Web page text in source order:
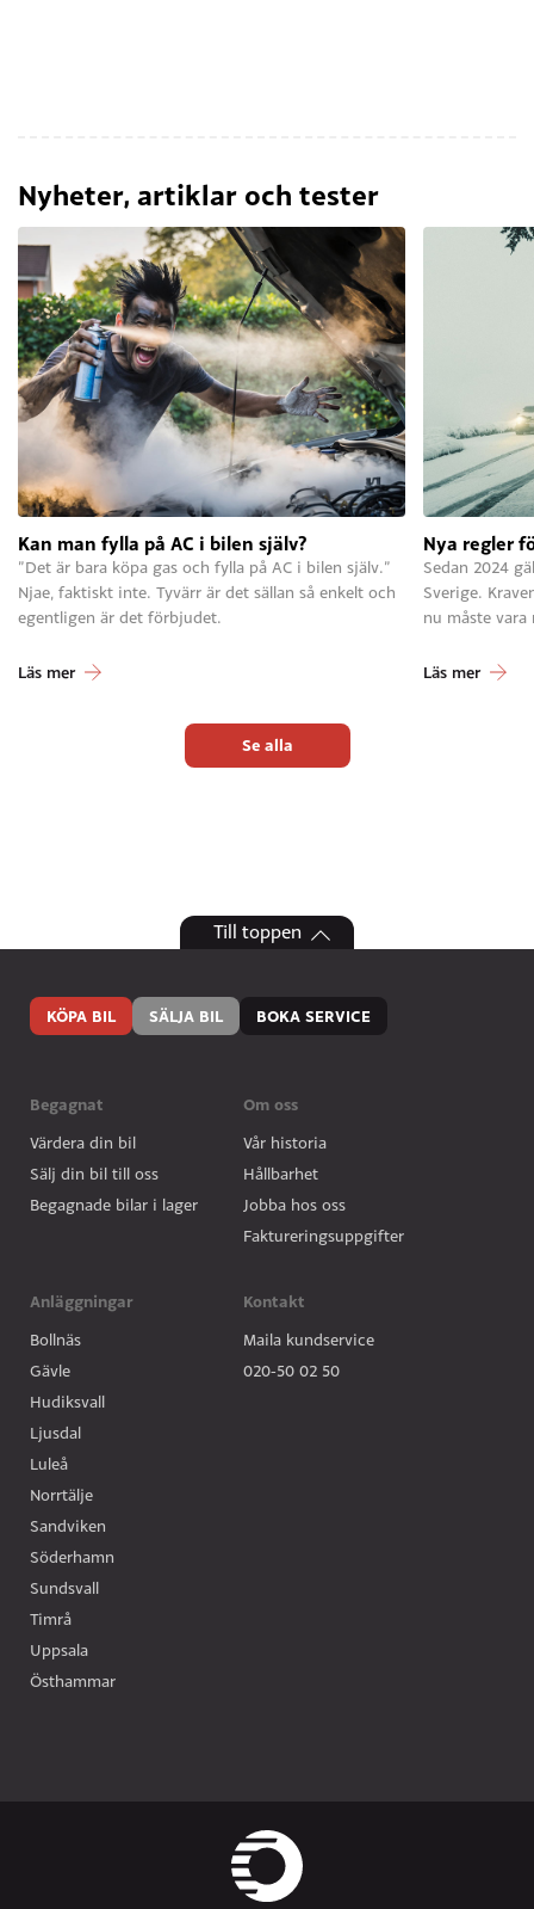
Nyheter, artiklar och tester
Kan man fylla på AC i bilen själv?
”Det är bara köpa gas och fylla på AC i bilen själv.”
Njae, faktiskt inte. Tyvärr är det sällan så enkelt och
egentligen är det förbjudet.
Läs mer
Nya regler
Sedan 2024
Sverige.
nu måste vara
Läs mer
Se alla
Till toppen
Begagnat
Värdera din bil
Sälj din bil till oss
Begagnade bilar i lager
Anläggningar
Bollnäs
Gävle
Hudiksvall
Ljusdal
Luleå
Norrtälje
Sandviken
Söderhamn
Sundsvall
Timrå
Uppsala
Östhammar
Om oss
Vår historia
Hållbarhet
Jobba hos oss
Faktureringsuppgifter
Kontakt
Maila kundservice
020-50 02 50
KÖPA BIL SÄLJA BIL BOKA SERVICE